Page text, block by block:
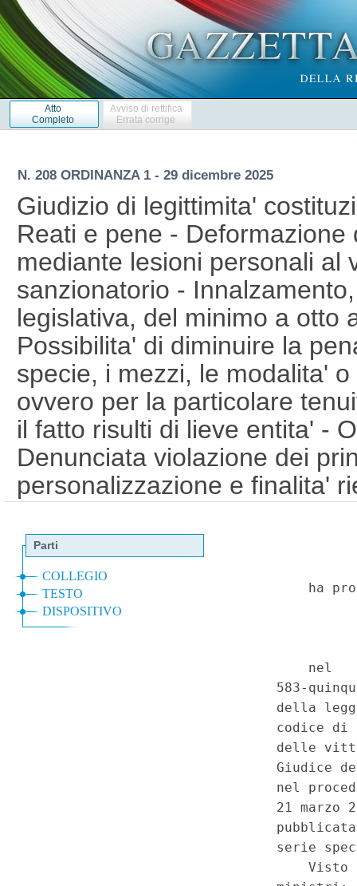
Atto
Completo
Avviso di rettifica
Errata corrige
N. 208 ORDINANZA 1 - 29 dicembre 2025
Giudizio di legittimita'
Reati e pene -
mediante lesioni personali al
sanzionatorio -
legislativa, del minimo a otto
Possibilita' di diminuire la
specie, i mezzi, le modalita'
ovvero per la particolare
il fatto risulti di lieve entita' -
Denunciata violazione dei
personalizzazione e finalita'
Manifesta inammissibilita'
penale, art. 583-quinquies. -
primo e terzo comma. (T-
Corte Costituzionale n.53